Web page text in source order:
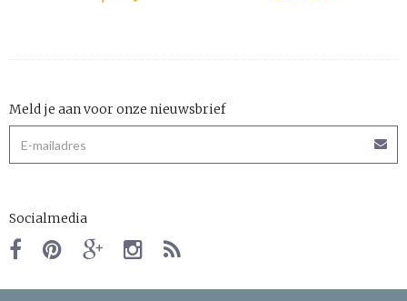
Meld je aan voor onze nieuwsbrief
Socialmedia